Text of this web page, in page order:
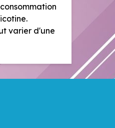
varier d'une